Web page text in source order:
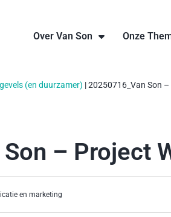
Over Van Son Onze
(en duurzamer) |20250716_Van Son
– Project
en marketing